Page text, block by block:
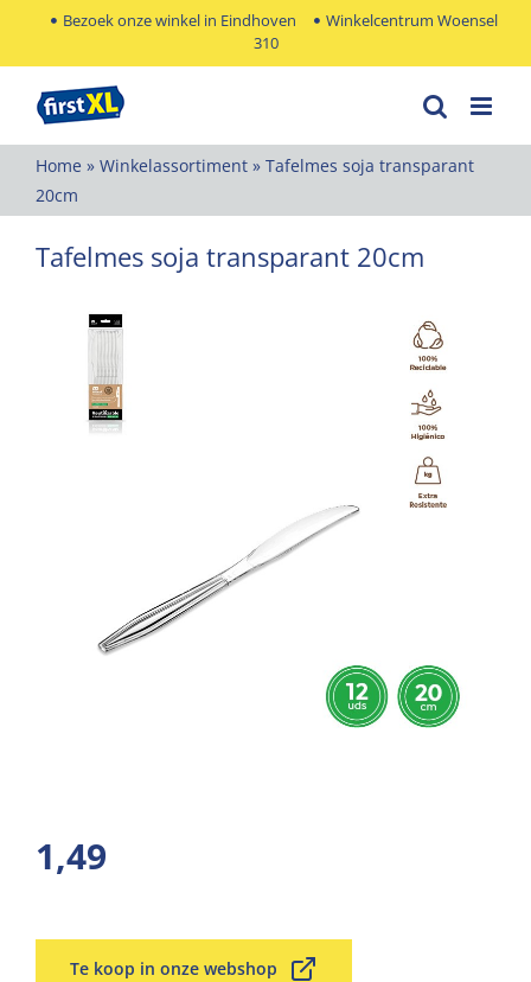
Bezoek onze winkel in Eindhoven
Winkelcentrum Woensel
310
Home » Winkelassortiment » Tafelmes soja transparant
20cm
Tafelmes soja transparant 20cm
1,49
Te koop in onze webshop